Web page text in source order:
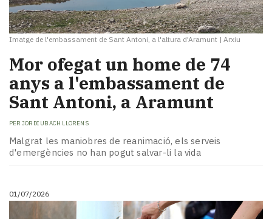
Imatge de l'embassament de Sant Antoni, a l'altura d'Aramunt | Arxiu
​Mor ofegat un home de 74
anys a l'embassament de
Sant Antoni, a Aramunt
PER JORDI UBACH LLORENS
Malgrat les maniobres de reanimació, els serveis
d'emergències no han pogut salvar-li la vida
01/07/2026